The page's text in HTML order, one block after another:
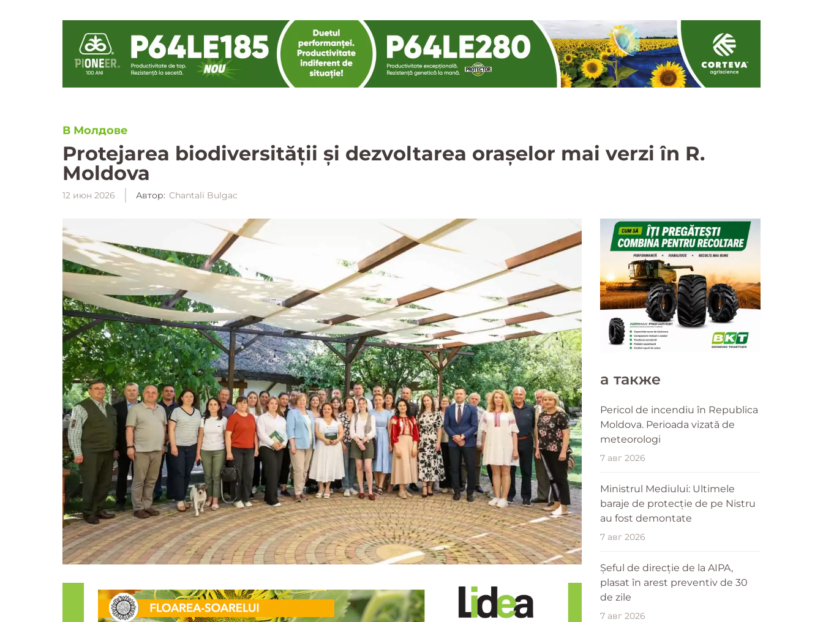
В Молдове
Protejarea biodiversității și dezvoltarea orașelor mai verzi în R.
Moldova
12 июн 2026 Автор: Chantali Bulgac
a также
Pericol de incendiu în Republica
Moldova. Perioada vizată de
meteorologi
7 авг 2026
Ministrul Mediului: Ultimele
baraje de protecție de pe Nistru
au fost demontate
7 авг 2026
Șeful de direcție de la AIPA,
plasat în arest preventiv de 30
de zile
7 авг 2026